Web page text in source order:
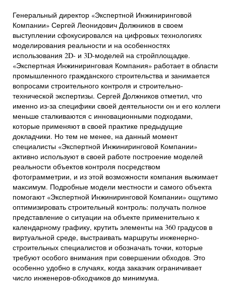
Генеральный директор «Экспертной Инжиниринговой
Компании» Сергей Леонидович Должников в своем
выступлении сфокусировался на цифровых технологиях
моделирования реальности и на особенностях
использования 2D- и 3D-моделей на стройплощадке.
«Экспертная Инжиниринговая Компания» работает в области
промышленного гражданского строительства и занимается
вопросами строительного контроля и строительно-
технической экспертизы. Сергей Должников отметил, что
именно из-за специфики своей деятельности он и его коллеги
меньше сталкиваются с инновационными подходами,
которые применяют в своей практике предыдущие
докладчики. Но тем не менее, на данный момент
специалисты «Экспертной Инжиниринговой Компании»
активно используют в своей работе построение моделей
реальности объектов контроля посредством
фотограмметрии, и из этой возможности компания выжимает
максимум. Подробные модели местности и самого объекта
помогают «Экспертной Инжиниринговой Компании» ощутимо
оптимизировать строительный контроль: получать полное
представление о ситуации на объекте применительно к
календарному графику, крутить элементы на 360 градусов в
виртуальной среде, выстраивать маршруты инженерно-
строительных специалистов и обозначать точки, которые
требуют особого внимания при совершении обходов. Это
особенно удобно в случаях, когда заказчик ограничивает
число инженеров-обходчиков до минимума.